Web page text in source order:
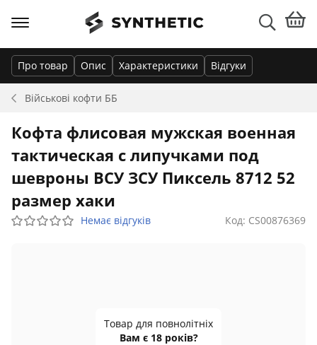
Військові кофти ББ
Про товар Опис Характеристики Відгуки
Кофта флисовая мужская военная
тактическая с липучками под
шевроны ВСУ ЗСУ Пиксель 8712 52
размер хаки
Немає відгуків Код: CS00876369
Товар для повнолітніх
Вам є 18 років?